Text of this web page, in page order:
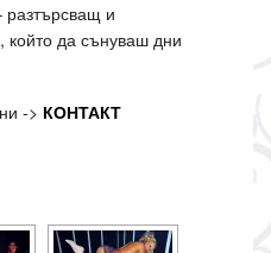
разтърсващ и
, който да сънуваш дни
-> КОНТАКТ